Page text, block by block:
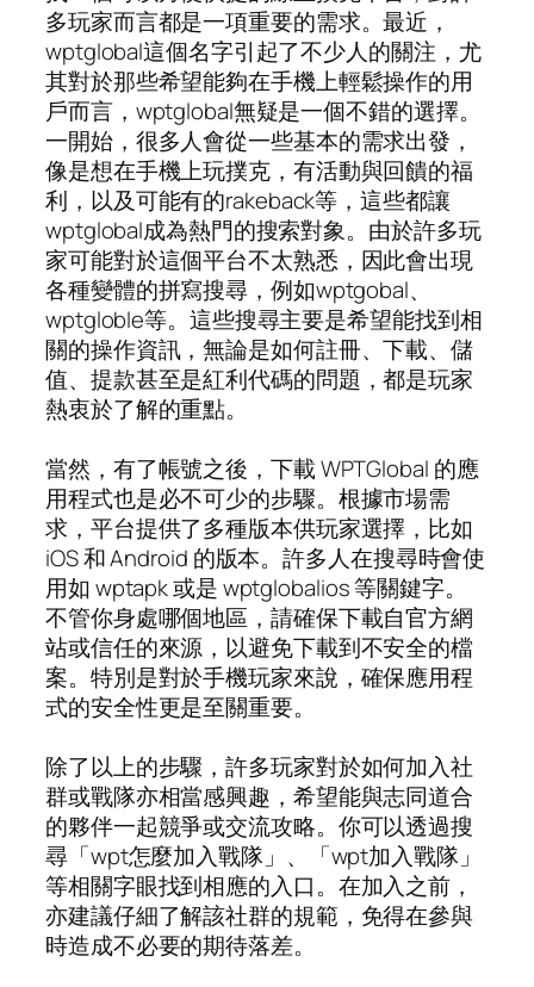
多玩家而言都是一項重要的需求。最近，
wptglobal這個名字引起了不少人的關注，尤
其對於那些希望能夠在手機上輕鬆操作的用
戶而言，wptglobal無疑是一個不錯的選擇。
一開始，很多人會從一些基本的需求出發，
像是想在手機上玩撲克，有活動與回饋的福
利，以及可能有的rakeback等，這些都讓
wptglobal成為熱門的搜索對象。由於許多玩
家可能對於這個平台不太熟悉，因此會出現
各種變體的拼寫搜尋，例如wptgobal、
wptgloble等。這些搜尋主要是希望能找到相
關的操作資訊，無論是如何註冊、下載、儲
值、提款甚至是紅利代碼的問題，都是玩家
熱衷於了解的重點。
當然，有了帳號之後，下載 WPTGlobal 的應
用程式也是必不可少的步驟。根據市場需
求，平台提供了多種版本供玩家選擇，比如
iOS 和 Android 的版本。許多人在搜尋時會使
用如 wptapk 或是 wptglobalios 等關鍵字。
不管你身處哪個地區，請確保下載自官方網
站或信任的來源，以避免下載到不安全的檔
案。特別是對於手機玩家來說，確保應用程
式的安全性更是至關重要。
除了以上的步驟，許多玩家對於如何加入社
群或戰隊亦相當感興趣，希望能與志同道合
的夥伴一起競爭或交流攻略。你可以透過搜
尋「wpt怎麼加入戰隊」、「wpt加入戰隊」
等相關字眼找到相應的入口。在加入之前，
亦建議仔細了解該社群的規範，免得在參與
時造成不必要的期待落差。